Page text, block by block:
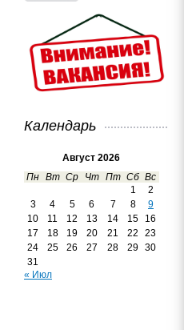
Календарь
Август 2026
Пн Вт Ср Чт Пт Сб Вс
1
2
3
4 5 6 7 8
9
10
11 12 13 14 15
16
17
18 19 20 21 22
23
24
25 26 27 28 29
30
31
« Июл